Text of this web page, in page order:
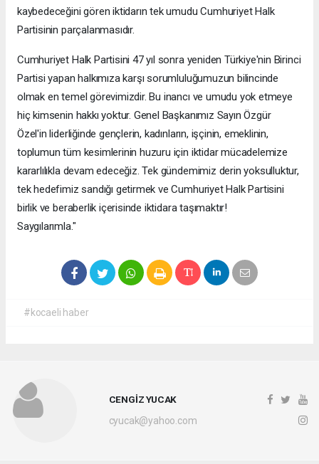
kaybedeceğini gören iktidarın tek umudu Cumhuriyet Halk
Partisinin parçalanmasıdır.
Cumhuriyet Halk Partisini 47 yıl sonra yeniden Türkiye'nin Birinci
Partisi yapan halkımıza karşı sorumluluğumuzun bilincinde
olmak en temel görevimizdir. Bu inancı ve umudu yok etmeye
hiç kimsenin hakkı yoktur. Genel Başkanımız Sayın Özgür
Özel'in liderliğinde gençlerin, kadınların, işçinin, emeklinin,
toplumun tüm kesimlerinin huzuru için iktidar mücadelemize
kararlılıkla devam edeceğiz. Tek gündemimiz derin yoksulluktur,
tek hedefimiz sandığı getirmek ve Cumhuriyet Halk Partisini
birlik ve beraberlik içerisinde iktidara taşımaktır!
Saygılarımla."
#kocaeli haber
CENGİZ YUCAK
cyucak@yahoo.com